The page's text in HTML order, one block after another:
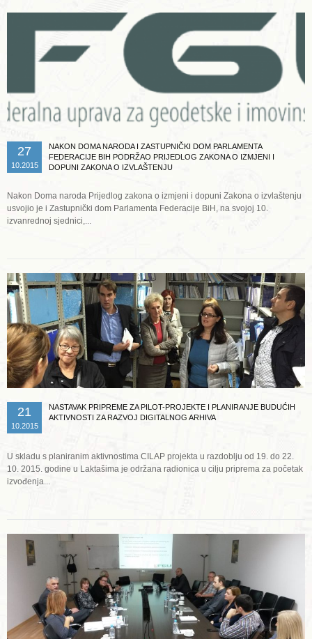
27
10.2015
NAKON DOMA NARODA I ZASTUPNIČKI DOM PARLAMENTA
FEDERACIJE BIH PODRŽAO PRIJEDLOG ZAKONA O IZMJENI I
DOPUNI ZAKONA O IZVLAŠTENJU
Nakon Doma naroda Prijedlog zakona o izmjeni i dopuni Zakona o izvlaštenju
usvojio je i Zastupnički dom Parlamenta Federacije BiH, na svojoj 10.
izvanrednoj sjednici,...
21
10.2015
NASTAVAK PRIPREME ZA PILOT-PROJEKTE I PLANIRANJE BUDUĆIH
AKTIVNOSTI ZA RAZVOJ DIGITALNOG ARHIVA
U skladu s planiranim aktivnostima CILAP projekta u razdoblju od 19. do 22.
10. 2015. godine u Laktašima je održana radionica u cilju priprema za početak
izvođenja...